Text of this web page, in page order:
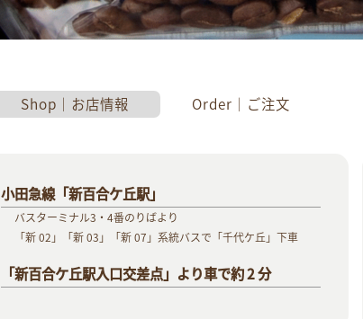
Shop｜お店情報 Order｜ご注文
小田急線「新百合ケ丘駅」
バスターミナル3・4番のりばより
「新 02」「新 03」「新 07」系統バスで「千代ケ丘」下車
「新百合ケ丘駅入口交差点」より車で約 2 分